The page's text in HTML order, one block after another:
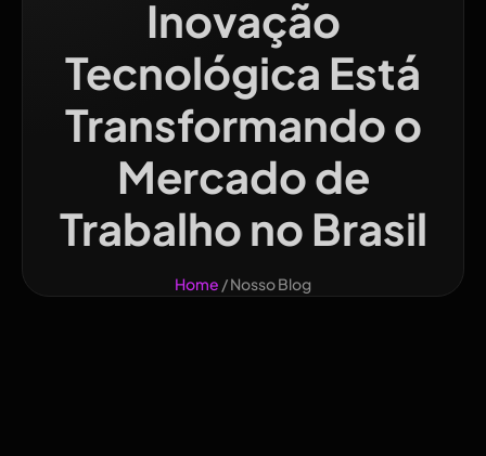
Inovação
Tecnológica Está
Transformando o
Mercado de
Trabalho no Brasil
Home / Nosso Blog